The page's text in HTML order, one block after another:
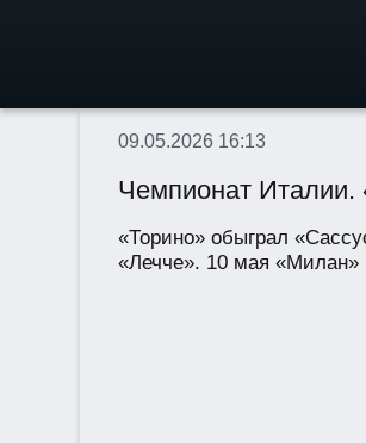
09.05.2026 16:13
Чемпионат Италии.
«Торино» обыграл
«Лечче». 10 мая «Милан»